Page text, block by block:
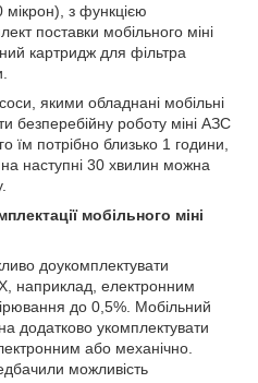
з функцією
поставки мобільного міні
картридж для фільтра
якими обладнані мобільні
безперебійну роботу міні АЗС
їм потрібно близько 1 години,
наступні 30 хвилин можна
мобільного міні
доукомплектувати
наприклад, електронним
до 0,5%. Мобільний
додатково укомплектувати
або механічно.
можливість